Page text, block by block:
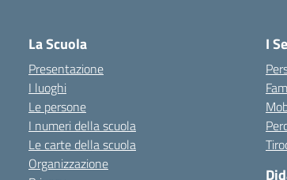
La Scuola
Presentazione
I luoghi
Le persone
I numeri della scuola
Le carte della scuola
Organizzazione
I